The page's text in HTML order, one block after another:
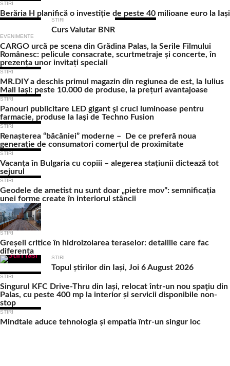
STIRI
Berăria H planifică o investiție de peste 40 milioane euro la Iași
STIRI
Curs Valutar BNR
EVENIMENTE
CARGO urcă pe scena din Grădina Palas, la Serile Filmului
Românesc: pelicule consacrate, scurtmetraje și concerte, în
prezența unor invitați speciali
STIRI
MR.DIY a deschis primul magazin din regiunea de est, la Iulius
Mall Iași: peste 10.000 de produse, la prețuri avantajoase
STIRI
Panouri publicitare LED gigant şi cruci luminoase pentru
farmacie, produse la Iaşi de Techno Fusion
STIRI
Renașterea “băcăniei” moderne – De ce preferă noua
generație de consumatori comerțul de proximitate
STIRI
Vacanța în Bulgaria cu copiii – alegerea stațiunii dictează tot
sejurul
STIRI
Geodele de ametist nu sunt doar „pietre mov”: semnificația
unei forme create în interiorul stâncii
STIRI
Greșeli critice în hidroizolarea teraselor: detaliile care fac
diferența
STIRI
Topul știrilor din Iași, Joi 6 August 2026
STIRI
Singurul KFC Drive-Thru din Iași, relocat într-un nou spaţiu din
Palas, cu peste 400 mp la interior și servicii disponibile non-
stop
STIRI
Mindtale aduce tehnologia și empatia într-un singur loc